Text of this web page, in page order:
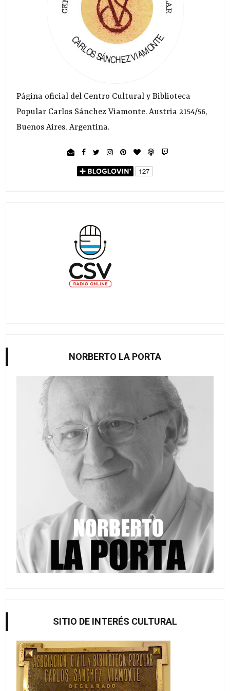
Página oficial del Centro Cultural y Biblioteca
Popular Carlos Sánchez Viamonte. Austria 2154/56,
Buenos Aires, Argentina.
NORBERTO LA PORTA
SITIO DE INTERÉS CULTURAL